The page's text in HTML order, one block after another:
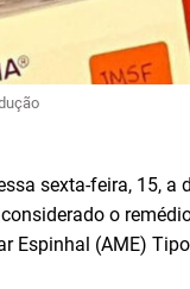
sexta-feira, 15, a
o
Espinhal (AME)